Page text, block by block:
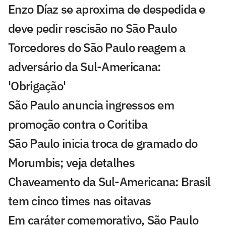
Enzo Díaz se aproxima de despedida e
deve pedir rescisão no São Paulo
Torcedores do São Paulo reagem a
adversário da Sul-Americana:
'Obrigação'
São Paulo anuncia ingressos em
promoção contra o Coritiba
São Paulo inicia troca de gramado do
Morumbis; veja detalhes
Chaveamento da Sul-Americana: Brasil
tem cinco times nas oitavas
Em caráter comemorativo, São Paulo